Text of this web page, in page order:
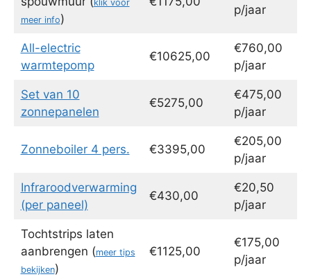
klik voor
meer info)
p/jaar
All-electric
warmtepomp
€10625,00
€760,00
p/jaar
Set van 10
zonnepanelen
€5275,00
€475,00
p/jaar
Zonneboiler 4 pers. €3395,00
€205,00
p/jaar
Infraroodverwarming
(per paneel)
€430,00
€20,50
p/jaar
Tochtstrips laten
aanbrengen (meer tips
bekijken)
€1125,00
€175,00
p/jaar